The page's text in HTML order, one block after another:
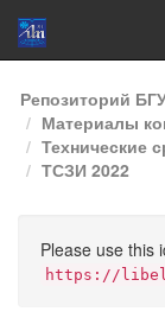
Skip
navigation
Репозиторий
Материалы
Технические
ТСЗИ 2022
Please use this
https://